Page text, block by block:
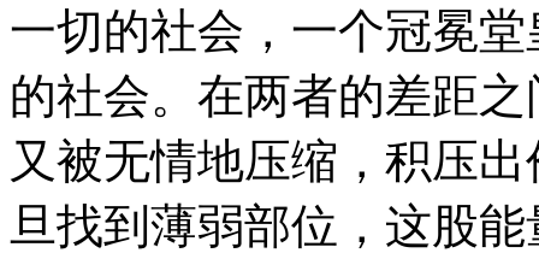
一切的社会，一个冠冕
的社会。在两者的差距
又被无情地压缩，积压
旦找到薄弱部位，这股